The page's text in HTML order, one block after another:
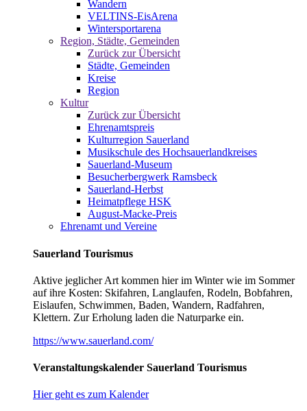
Wandern
VELTINS-EisArena
Wintersportarena
Region, Städte, Gemeinden
Zurück zur Übersicht
Städte, Gemeinden
Kreise
Region
Kultur
Zurück zur Übersicht
Ehrenamtspreis
Kulturregion Sauerland
Musikschule des Hochsauerlandkreises
Sauerland-Museum
Besucherbergwerk Ramsbeck
Sauerland-Herbst
Heimatpflege HSK
August-Macke-Preis
Ehrenamt und Vereine
Sauerland Tourismus
Aktive jeglicher Art kommen hier im Winter wie im Sommer
auf ihre Kosten: Skifahren, Langlaufen, Rodeln, Bobfahren,
Eislaufen, Schwimmen, Baden, Wandern, Radfahren,
Klettern. Zur Erholung laden die Naturparke ein.
https://www.sauerland.com/
Veranstaltungskalender Sauerland Tourismus
Hier geht es zum Kalender